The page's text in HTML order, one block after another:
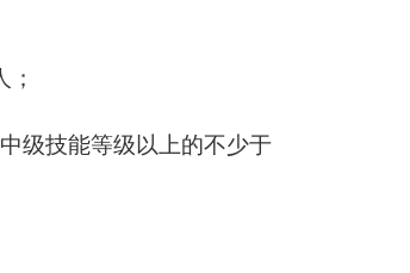
级技能等级以上的不少于